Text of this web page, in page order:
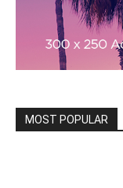
MOST POPULAR